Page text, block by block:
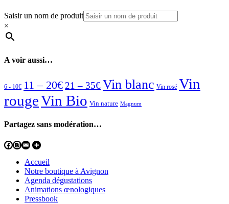
Saisir un nom de produit
×
A voir aussi…
6 - 10€ 11 – 20€ 21 – 35€Vin blanc Vin rosé Vin
rougeVin Bio Vin nature Magnum
Partagez sans modération…
Accueil
Notre boutique à Avignon
Agenda dégustations
Animations œnologiques
Pressbook